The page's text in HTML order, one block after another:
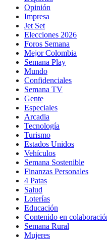
Opinión
Impresa
Jet Set
Elecciones 2026
Foros Semana
Mejor Colombia
Semana Play
Mundo
Confidenciales
Semana TV
Gente
Especiales
Arcadia
Tecnología
Turismo
Estados Unidos
Vehículos
Semana Sostenible
Finanzas Personales
4 Patas
Salud
Loterías
Educación
Contenido en
Semana Rural
Mujeres